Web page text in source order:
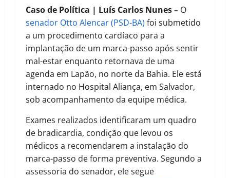
Caso de Política | Luís Carlos Nunes – O
senador Otto Alencar (PSD-BA) foi submetido
a um procedimento cardíaco para a
implantação de um marca-passo após sentir
mal-estar enquanto retornava de uma
agenda em Lapão, no norte da Bahia. Ele está
internado no Hospital Aliança, em Salvador,
sob acompanhamento da equipe médica.
Exames realizados identificaram um quadro
de bradicardia, condição que levou os
médicos a recomendarem a instalação do
marca-passo de forma preventiva. Segundo a
assessoria do senador, ele segue